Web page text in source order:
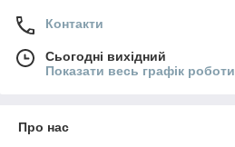
Контакти
Сьогодні вихідний
Показати весь графік роботи
Про нас